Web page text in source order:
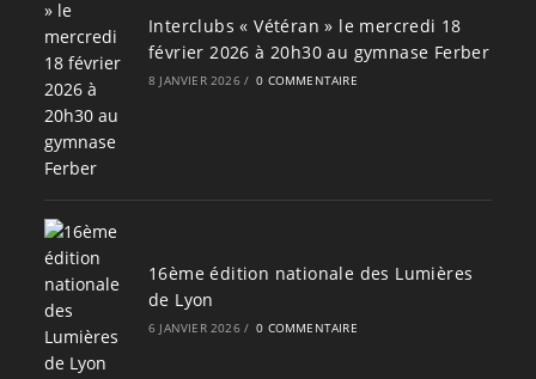
Interclubs « Vétéran » le mercredi 18
février 2026 à 20h30 au gymnase Ferber
8 JANVIER 2026 / 0 COMMENTAIRE
16ème édition nationale des Lumières
de Lyon
6 JANVIER 2026 / 0 COMMENTAIRE